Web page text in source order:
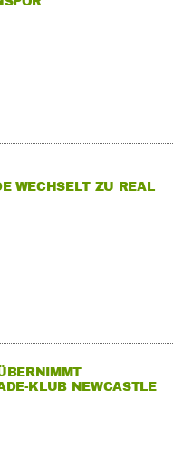
WECHSELT ZU REAL
KLUB NEWCASTLE